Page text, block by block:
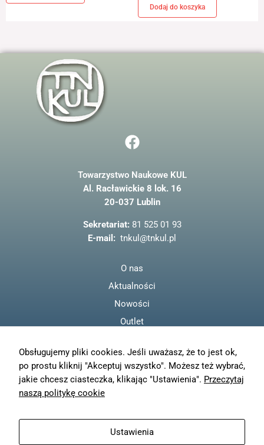
Dodaj do koszyka
F
a
e
b
o
o
k
Towarzystwo Naukowe KUL
Al. Racławickie 8 lok. 16
20-037 Lublin
Sekretariat: 81 525 01 93
E-mail: tnkul@tnkul.pl
O nas
Aktualności
Nowości
Outlet
Polityka prywatności
Moje konto
Wysyłka
Obsługujemy pliki cookies. Jeśli uważasz, że to jest ok,
po prostu kliknij "Akceptuj wszystko". Możesz też wybrać,
jakie chcesz ciasteczka, klikając "Ustawienia". Przeczytaj
naszą politykę cookie
Ustawienia